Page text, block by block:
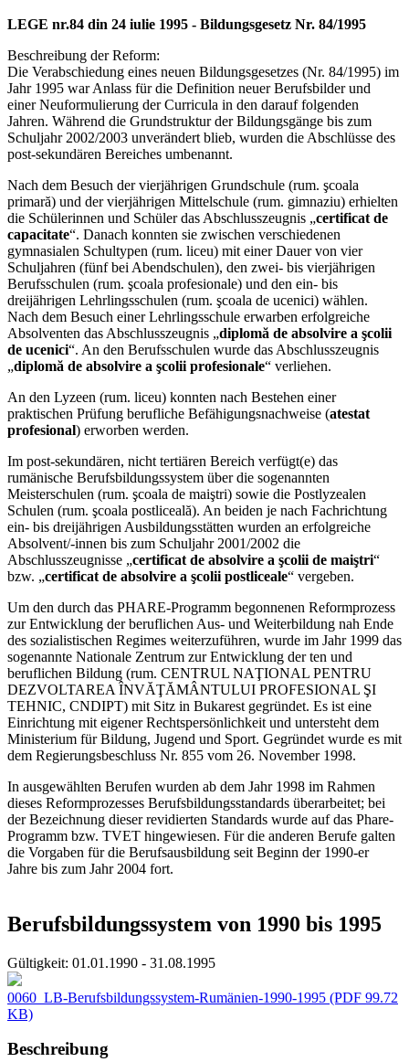
LEGE nr.84 din 24 iulie 1995 - Bildungsgesetz Nr. 84/1995
Beschreibung der Reform:
Die Verabschiedung eines neuen Bildungsgesetzes (Nr. 84/1995) im
Jahr 1995 war Anlass für die Definition neuer Berufsbilder und
einer Neuformulierung der Curricula in den darauf folgenden
Jahren. Während die Grundstruktur der Bildungsgänge bis zum
Schuljahr 2002/2003 unverändert blieb, wurden die Abschlüsse des
post-sekundären Bereiches umbenannt.
Nach dem Besuch der vierjährigen Grundschule (rum. şcoala
primară) und der vierjährigen Mittelschule (rum. gimnaziu) erhielten
die Schülerinnen und Schüler das Abschlusszeugnis „certificat de
capacitate“. Danach konnten sie zwischen verschiedenen
gymnasialen Schultypen (rum. liceu) mit einer Dauer von vier
Schuljahren (fünf bei Abendschulen), den zwei- bis vierjährigen
Berufsschulen (rum. şcoala profesionale) und den ein- bis
dreijährigen Lehrlingsschulen (rum. şcoala de ucenici) wählen.
Nach dem Besuch einer Lehrlingsschule erwarben erfolgreiche
Absolventen das Abschlusszeugnis „diplomă de absolvire a şcolii
de ucenici“. An den Berufsschulen wurde das Abschlusszeugnis
„diplomă de absolvire a şcolii profesionale“ verliehen.
An den Lyzeen (rum. liceu) konnten nach Bestehen einer
praktischen Prüfung berufliche Befähigungsnachweise (atestat
profesional) erworben werden.
Im post-sekundären, nicht tertiären Bereich verfügt(e) das
rumänische Berufsbildungssystem über die sogenannten
Meisterschulen (rum. şcoala de maiştri) sowie die Postlyzealen
Schulen (rum. şcoala postliceală). An beiden je nach Fachrichtung
ein- bis dreijährigen Ausbildungsstätten wurden an erfolgreiche
Absolvent/-innen bis zum Schuljahr 2001/2002 die
Abschlusszeugnisse „certificat de absolvire a şcolii de maiştri“
bzw. „certificat de absolvire a şcolii postliceale“ vergeben.
Um den durch das PHARE-Programm begonnenen Reformprozess
zur Entwicklung der beruflichen Aus- und Weiterbildung nah Ende
des sozialistischen Regimes weiterzuführen, wurde im Jahr 1999 das
sogenannte Nationale Zentrum zur Entwicklung der ten und
beruflichen Bildung (rum. CENTRUL NAŢIONAL PENTRU
DEZVOLTAREA ÎNVĂŢĂMÂNTULUI PROFESIONAL ŞI
TEHNIC, CNDIPT) mit Sitz in Bukarest gegründet. Es ist eine
Einrichtung mit eigener Rechtspersönlichkeit und untersteht dem
Ministerium für Bildung, Jugend und Sport. Gegründet wurde es mit
dem Regierungsbeschluss Nr. 855 vom 26. November 1998.
In ausgewählten Berufen wurden ab dem Jahr 1998 im Rahmen
dieses Reformprozesses Berufsbildungsstandards überarbeitet; bei
der Bezeichnung dieser revidierten Standards wurde auf das Phare-
Programm bzw. TVET hingewiesen. Für die anderen Berufe galten
die Vorgaben für die Berufsausbildung seit Beginn der 1990-er
Jahre bis zum Jahr 2004 fort.
Berufsbildungssystem von 1990 bis 1995
Gültigkeit: 01.01.1990 - 31.08.1995
0060_LB-Berufsbildungssystem-Rumänien-1990-1995 (PDF 99.72
KB)
Beschreibung